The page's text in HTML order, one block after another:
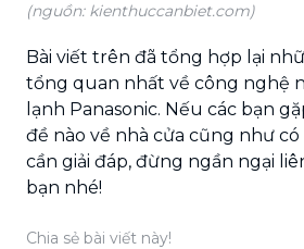
(nguồn: kienthuccanbiet.com)
Bài viết trên đã tổng hợp lại
tổng quan nhất về công nghệ
lạnh Panasonic. Nếu các bạn
đề nào về nhà cửa cũng như
cần giải đáp, đừng ngần ngại
bạn nhé!
Chia sẻ bài viết này!